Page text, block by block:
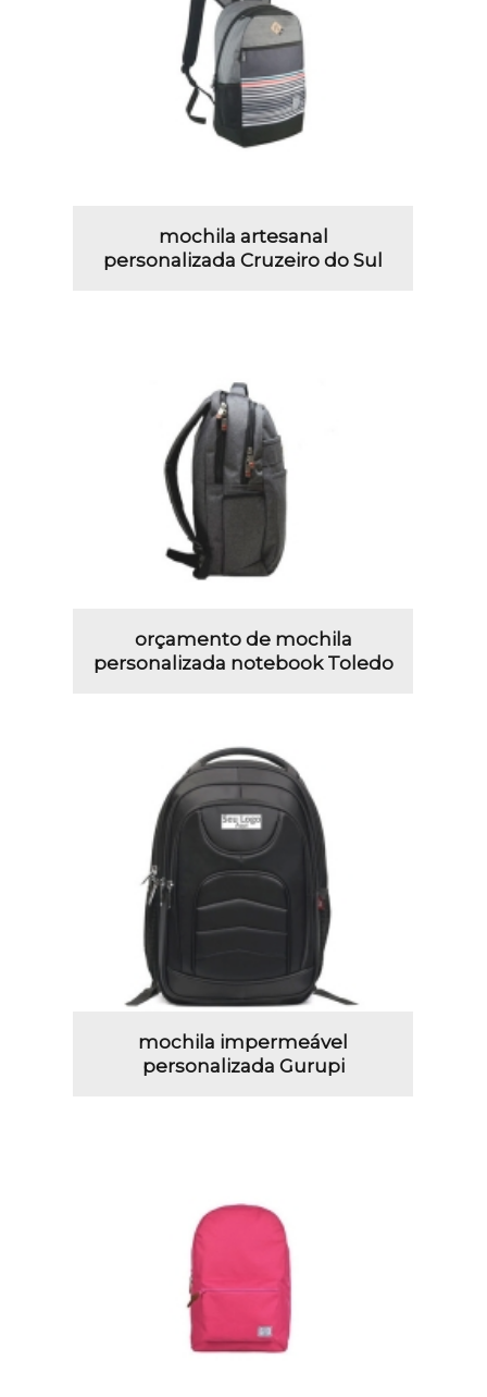
mochila artesanal
personalizada Cruzeiro do Sul
orçamento de mochila
personalizada notebook Toledo
mochila impermeável
personalizada Gurupi